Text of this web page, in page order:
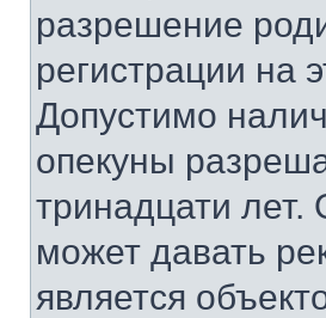
разрешение
регистрации на
Допустимо
опекуны
тринадцати
может давать
является